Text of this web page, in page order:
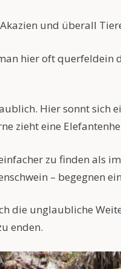
und überall
hier oft querfeldein
Hier sonnt sich
zieht eine
zu finden als
– begegnen
die unglaubliche
enden.